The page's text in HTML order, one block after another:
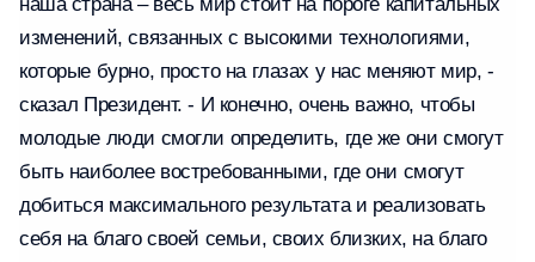
изменений, связанных с высокими технологиями,
которые бурно, просто на глазах у нас меняют мир, -
сказал Президент. - И конечно, очень важно, чтобы
молодые люди смогли определить, где же они смогут
быть наиболее востребованными, где они смогут
добиться максимального результата и реализовать
себя на благо своей семьи, своих близких, на благо